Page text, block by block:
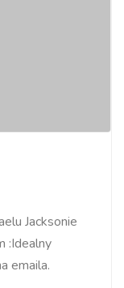
Jacksonie
:Idealny
emaila.